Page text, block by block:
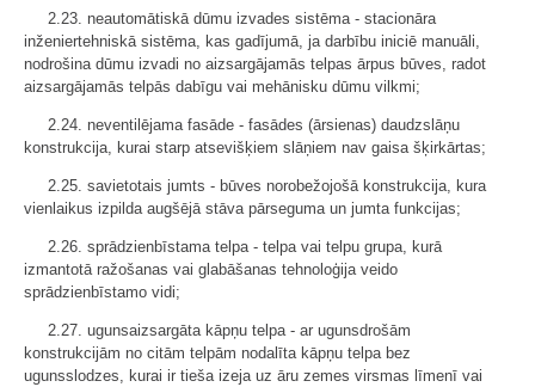
2.23. neautomātiskā dūmu izvades sistēma - stacionāra
inženiertehniskā sistēma, kas gadījumā, ja darbību iniciē manuāli,
nodrošina dūmu izvadi no aizsargājamās telpas ārpus būves, radot
aizsargājamās telpās dabīgu vai mehānisku dūmu vilkmi;
2.24. neventilējama fasāde - fasādes (ārsienas) daudzslāņu
konstrukcija, kurai starp atsevišķiem slāņiem nav gaisa šķirkārtas;
2.25. savietotais jumts - būves norobežojošā konstrukcija, kura
vienlaikus izpilda augšējā stāva pārseguma un jumta funkcijas;
2.26. sprādzienbīstama telpa - telpa vai telpu grupa, kurā
izmantotā ražošanas vai glabāšanas tehnoloģija veido
sprādzienbīstamo vidi;
2.27. ugunsaizsargāta kāpņu telpa - ar ugunsdrošām
konstrukcijām no citām telpām nodalīta kāpņu telpa bez
ugunsslodzes, kurai ir tieša izeja uz āru zemes virsmas līmenī vai